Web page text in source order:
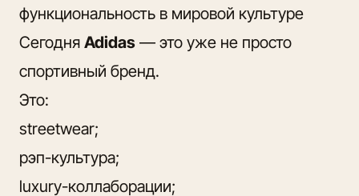
функциональность в мировой культуре
Сегодня Adidas — это уже не просто
спортивный бренд.
Это:
streetwear;
рэп-культура;
luxury-коллаборации;